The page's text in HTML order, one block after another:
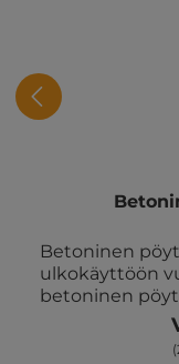
Betoninen
ulkokäyttöön
betoninen
valinta
vuodesta